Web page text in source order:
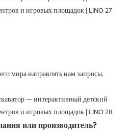
мира направлять нам запросы.
или производитель?